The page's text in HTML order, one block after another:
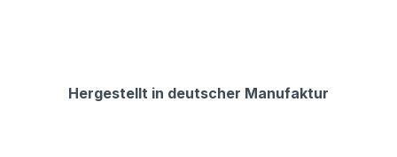
Hergestellt in deutscher Manufaktur